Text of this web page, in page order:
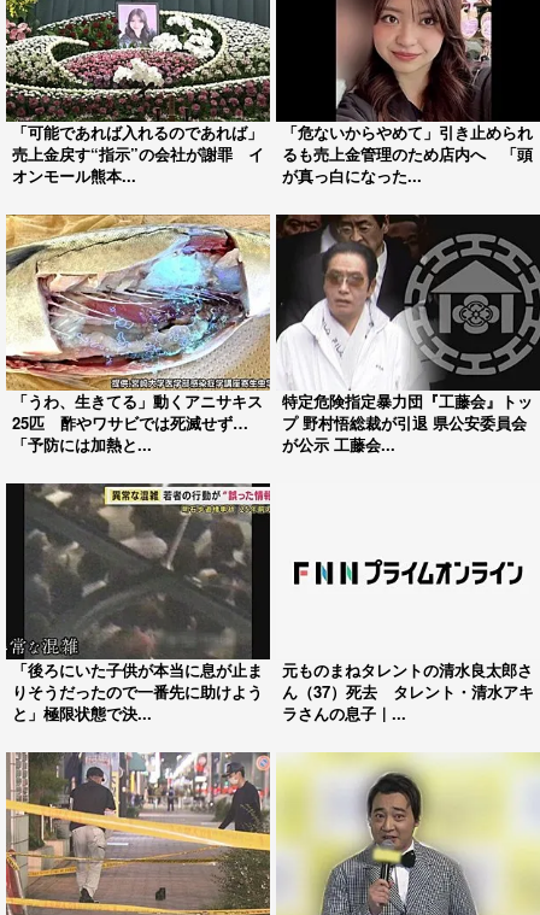
「可能であれば入れるのであれば」
売上金戻す“指示”の会社が謝罪 イ
オンモール熊本...
「危ないからやめて」引き止められ
るも売上金管理のため店内へ 「頭
が真っ白になった...
「うわ、生きてる」動くアニサキス
25匹 酢やワサビでは死滅せず…
「予防には加熱と...
特定危険指定暴力団『工藤会』トッ
プ 野村悟総裁が引退 県公安委員会
が公示 工藤会...
「後ろにいた子供が本当に息が止ま
りそうだったので一番先に助けよう
と」極限状態で決...
元ものまねタレントの清水良太郎さ
ん（37）死去 タレント・清水アキ
ラさんの息子｜...